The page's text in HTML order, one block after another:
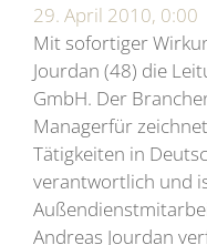
29. April 2010, 0:00
Mit sofortiger
Jourdan (48) die
GmbH. Der
Managerfür
Tätigkeiten in
verantwortlich und
Andreas Jourdan